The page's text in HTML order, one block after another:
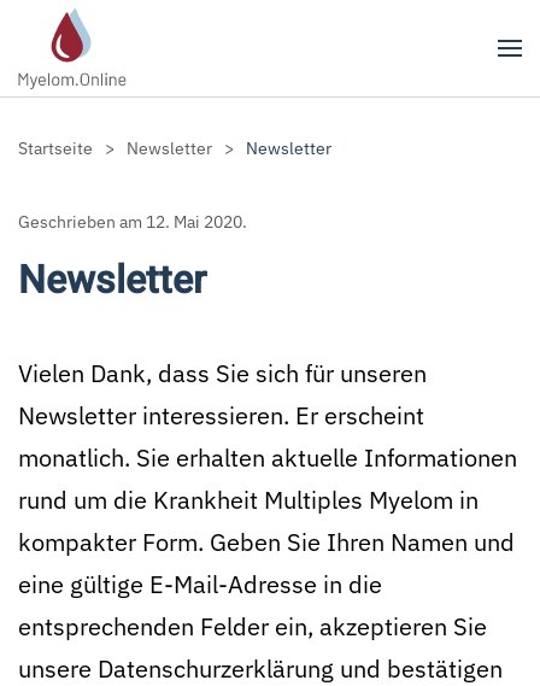
Zum Hauptinhalt springen
Startseite Newsletter Newsletter
Geschrieben am 12. Mai 2020.
Newsletter
Vielen Dank, dass Sie sich für unseren
Newsletter interessieren. Er erscheint
monatlich. Sie erhalten aktuelle Informationen
rund um die Krankheit Multiples Myelom in
kompakter Form. Geben Sie Ihren Namen und
eine gültige E-Mail-Adresse in die
entsprechenden Felder ein, akzeptieren Sie
unsere Datenschurzerklärung und bestätigen